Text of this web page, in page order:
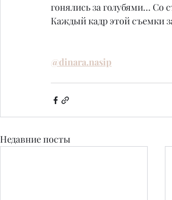
гонялись за голубями… Со
Каждый кадр этой съемки
@dinara.nasip
Недавние посты